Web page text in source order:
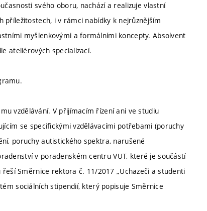
svého oboru, nachází a realizuje vlastní
i v rámci nabídky k nejrůznějším
myšlenkovými a formálními koncepty. Absolvent
ateliérových specializací.
vzdělávání. V přijímacím řízení ani ve studiu
se specifickými vzdělávacími potřebami (poruchy
poruchy autistického spektra, narušené
v poradenském centru VUT, které je součástí
Směrnice rektora č. 11/2017 „Uchazeči a studenti
sociálních stipendií, který popisuje Směrnice